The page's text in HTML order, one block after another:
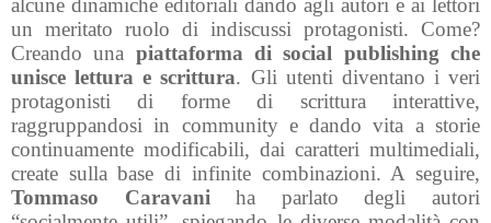
alcune dinamiche editoriali dando agli autori e ai lettori
un meritato ruolo di indiscussi protagonisti. Come?
Creando una piattaforma di social publishing che
unisce lettura e scrittura. Gli utenti diventano i veri
protagonisti di forme di scrittura interattive,
raggruppandosi in community e dando vita a storie
continuamente modificabili, dai caratteri multimediali,
create sulla base di infinite combinazioni. A seguire,
Tommaso Caravani ha parlato degli autori